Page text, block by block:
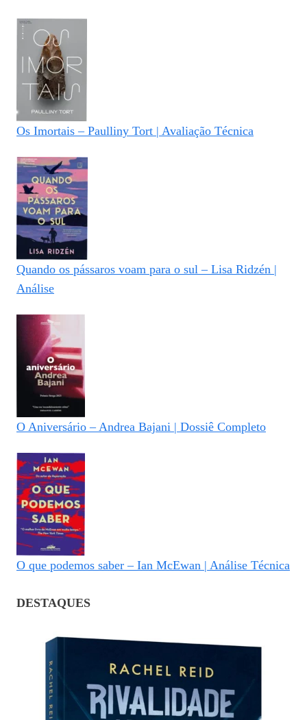
Os Imortais – Paulliny Tort | Avaliação Técnica
Quando os pássaros voam para o sul – Lisa Ridzén |
Análise
O Aniversário – Andrea Bajani | Dossiê Completo
O que podemos saber – Ian McEwan | Análise Técnica
DESTAQUES